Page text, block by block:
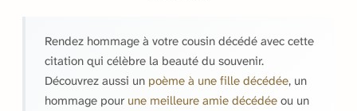
Rendez hommage à votre cousin décédé avec cette
citation qui célèbre la beauté du souvenir.
Découvrez aussi un poème à une fille décédée, un
hommage pour une meilleure amie décédée ou un